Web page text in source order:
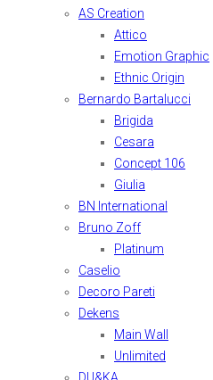
AS Creation
Attico
Emotion Graphic
Ethnic Origin
Bernardo Bartalucci
Brigida
Cesara
Concept 106
Giulia
BN International
Bruno Zoff
Platinum
Caselio
Decoro Pareti
Dekens
Main Wall
Unlimited
DU&KA